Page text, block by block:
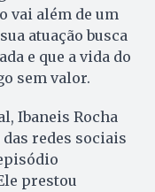
vai além de um
atuação busca
e que a vida do
sem valor.
Ibaneis Rocha
redes sociais
prestou